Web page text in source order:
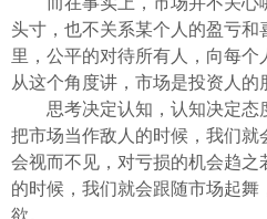
头寸，也不关系某个人的盈亏
里，公平的对待所有人，向每个
从这个角度讲，市场是投资人的
思考决定认知，认知决定
把市场当作敌人的时候，我们
会视而不见，对亏损的机会趋
的时候，我们就会跟随市场起